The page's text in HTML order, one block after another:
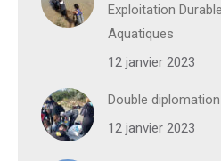
Exploitation
Aquatiques
12 janvier 2023
Double
12 janvier 2023